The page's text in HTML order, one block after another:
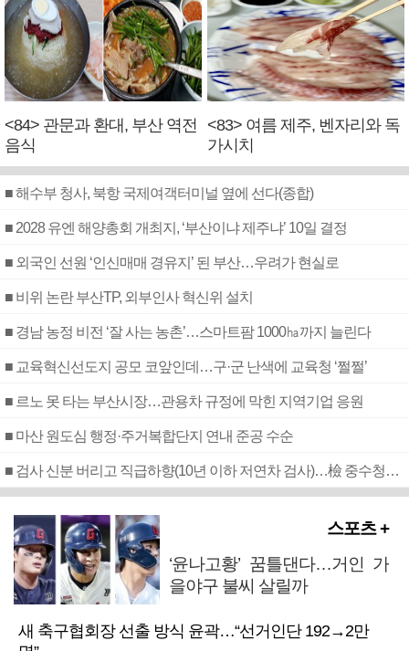
<84> 관문과 환대, 부산 역전
음식
<83> 여름 제주, 벤자리와 독
가시치
■ 해수부 청사, 북항 국제여객터미널 옆에 선다(종합)
■ 2028 유엔 해양총회 개최지, ‘부산이냐 제주냐’ 10일 결정
■ 외국인 선원 ‘인신매매 경유지’ 된 부산…우려가 현실로
■ 비위 논란 부산TP, 외부인사 혁신위 설치
■ 경남 농정 비전 ‘잘 사는 농촌’…스마트팜 1000㏊까지 늘린다
■ 교육혁신선도지 공모 코앞인데…구·군 난색에 교육청 ‘쩔쩔’
■ 르노 못 타는 부산시장…관용차 규정에 막힌 지역기업 응원
■ 마산 원도심 행정·주거복합단지 연내 준공 수순
■ 검사 신분 버리고 직급하향(10년 이하 저연차 검사)…檢 중수청행 기피
스포츠 +
‘윤나고황’ 꿈틀댄다…거인 가
을야구 불씨 살릴까
새 축구협회장 선출 방식 윤곽…“선거인단 192→2만